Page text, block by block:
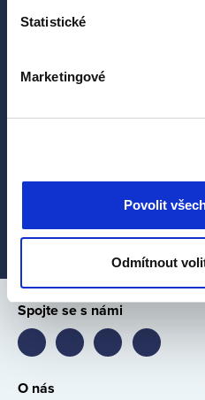
Statistické
Marketingové
Povolit
Odmítnout
Přihlašte se k odběru a
světa investic. Přihlášením
Spojte se s námi
Bondster
O nás